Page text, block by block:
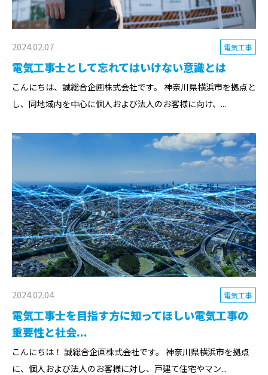
2024.02.07 電気工事
電気工事士として忘れてはいけない意識とは
こんにちは、誠総合企画株式会社です。 神奈川県横浜市を拠点と
し、同地域内を中心に個人および法人のお客様に向け、...
2024.02.04 電気工事
電気工事士を目指す方に知ってほしい電気工事の
重要性と社会...
こんにちは！ 誠総合企画株式会社です。 神奈川県横浜市を拠点
に、個人および法人のお客様に対し、戸建て住宅やマン...